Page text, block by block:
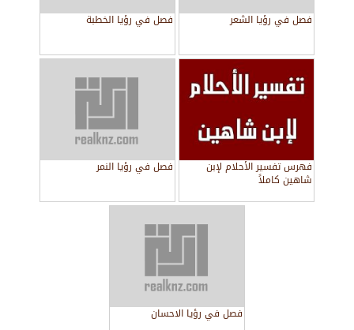
فصل في رؤيا الشعر فصل في رؤيا الخطبة
فهرس تفسير الأحلام لإبن
شاهين كاملاً
فصل في رؤيا النمر
فصل في رؤيا الاحسان